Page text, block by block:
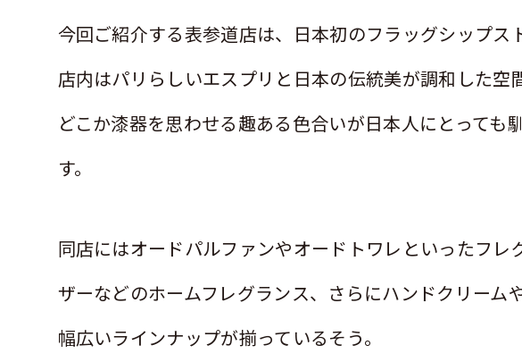
今回ご紹介する表参道店は、日本初のフラッグシップス
店内はパリらしいエスプリと日本の伝統美が調和した空
どこか漆器を思わせる趣ある色合いが日本人にとっても
す。
同店にはオードパルファンやオードトワレといったフ
ザーなどのホームフレグランス、さらにハンドクリーム
幅広いラインナップが揃っているそう。